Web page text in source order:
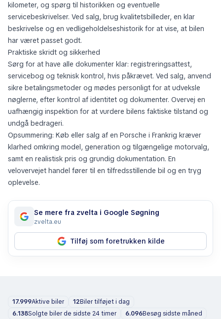
kilometer, og spørg til historikken og eventuelle
servicebeskrivelser. Ved salg, brug kvalitetsbilleder, en klar
beskrivelse og en vedligeholdelseshistorik for at vise, at bilen
har været passet godt.
Praktiske skridt og sikkerhed
Sørg for at have alle dokumenter klar: registreringsattest,
servicebog og teknisk kontrol, hvis påkrævet. Ved salg, anvend
sikre betalingsmetoder og mødes personligt for at udveksle
nøglerne, efter kontrol af identitet og dokumenter. Overvej en
uafhængig inspektion for at vurdere bilens faktiske tilstand og
undgå bedrageri.
Opsummering: Køb eller salg af en Porsche i Frankrig kræver
klarhed omkring model, generation og tilgængelige motorvalg,
samt en realistisk pris og grundig dokumentation. En
velovervejet handel fører til en tilfredsstillende bil og en tryg
oplevelse.
Se mere fra zvelta i Google Søgning
zvelta.eu
Tilføj som foretrukken kilde
17.999Aktive biler 12Biler tilføjet i dag
6.138Solgte biler de sidste 24 timer 6.096Besøg sidste måned